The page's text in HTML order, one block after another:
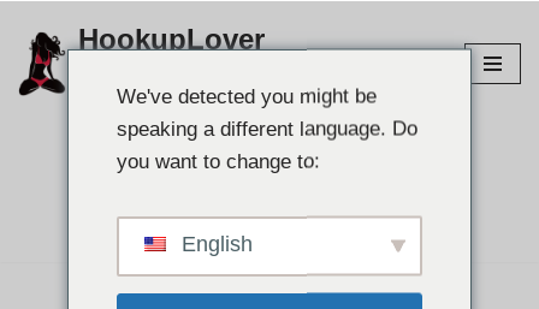
Lumaktaw
sa
HookupLover
hookup!
Hanapin ang iyong
We've detected you might be
speaking a different language. Do
you want to change to:
English